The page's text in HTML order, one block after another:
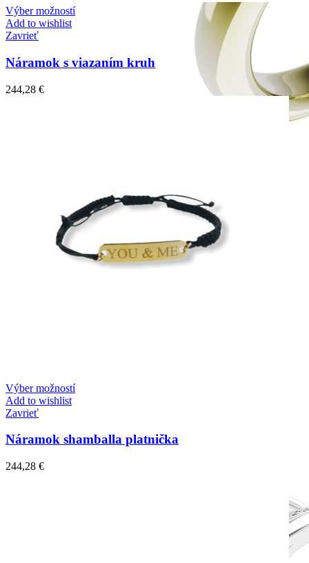
Výber možností
Add to wishlist
Zavrieť
Náramok s viazaním kruh
244,28 €
Výber možností
Add to wishlist
Zavrieť
Náramok shamballa platnička
244,28 €